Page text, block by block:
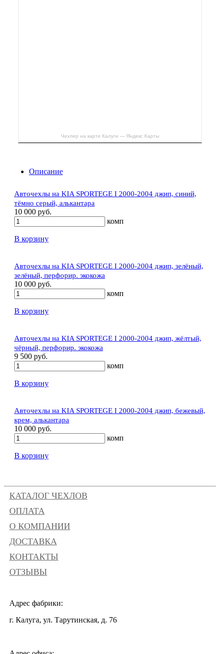
Чехлер на карте Калуги — Яндекс Карты
Описание
Авточехлы на KIA SPORTEGE I 2000-2004 джип, синий,
тёмно серый, алькантара
10 000 руб.
комп
В корзину
Авточехлы на KIA SPORTEGE I 2000-2004 джип, зелёный,
зелёный, перфорир. экокожа
10 000 руб.
комп
В корзину
Авточехлы на KIA SPORTEGE I 2000-2004 джип, жёлтый,
чёрный, перфорир. экокожа
9 500 руб.
комп
В корзину
Авточехлы на KIA SPORTEGE I 2000-2004 джип, бежевый,
крем, алькантара
10 000 руб.
комп
В корзину
КАТАЛОГ ЧЕХЛОВ
ОПЛАТА
О КОМПАНИИ
ДОСТАВКА
КОНТАКТЫ
ОТЗЫВЫ
Адрес фабрики:
г. Калуга, ул. Тарутинская, д. 76